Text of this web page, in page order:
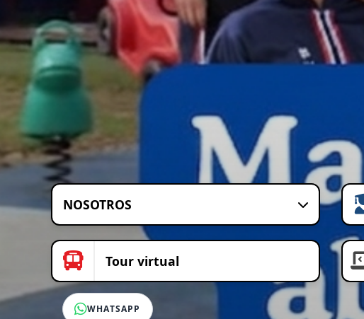
NOSOTROS
Tour virtual
WHATSAPP